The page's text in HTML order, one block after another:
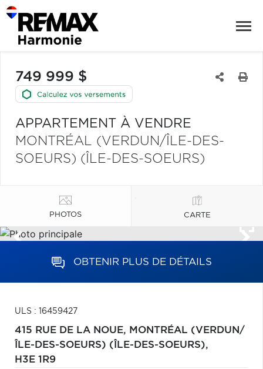
749 999 $
APPARTEMENT À VENDRE
MONTRÉAL (VERDUN/ÎLE-DES-
SOEURS) (ÎLE-DES-SOEURS)
PHOTOS CARTE
OBTENIR PLUS DE DÉTAILS
ULS : 16459427
415 RUE DE LA NOUE, MONTRÉAL (VERDUN/
ÎLE-DES-SOEURS) (ÎLE-DES-SOEURS),
H3E 1R9